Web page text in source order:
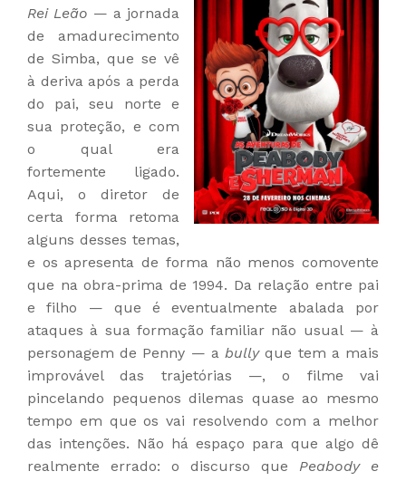
Rei Leão — a jornada
de amadurecimento
de Simba, que se vê
à deriva após a perda
do pai, seu norte e
sua proteção, e com
o qual era
fortemente ligado.
Aqui, o diretor de
certa forma retoma
alguns desses temas,
e os apresenta de forma não menos comovente
que na obra-prima de 1994. Da relação entre pai
e filho — que é eventualmente abalada por
ataques à sua formação familiar não usual — à
personagem de Penny — abullyque tem a mais
improvável das trajetórias —,o filme vai
pincelando pequenos dilemas quase ao mesmo
tempo em que os vai resolvendo com a melhor
das intenções. Não há espaço para que algo dê
realmente errado: o discurso que Peabody e